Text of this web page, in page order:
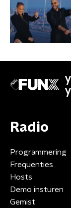
Radio
Programmering
Frequenties
Hosts
Demo insturen
Gemist